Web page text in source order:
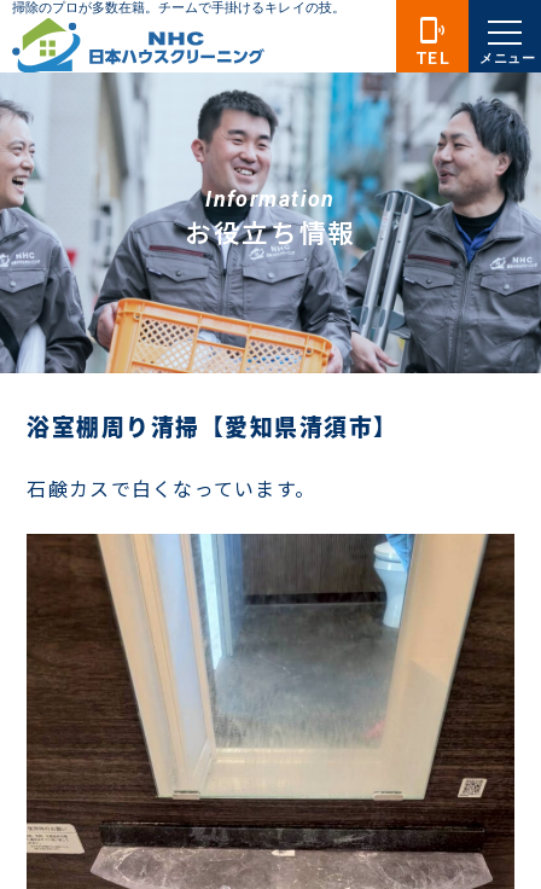
Information
お役立ち情報
浴室棚周り清掃【愛知県清須市】
石鹸カスで白くなっています。
phonelink_ring
TEL メニュー